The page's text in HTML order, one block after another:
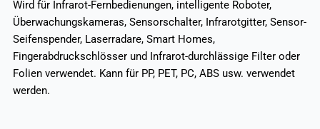
Wird für Infrarot-Fernbedienungen, intelligente Roboter,
Überwachungskameras, Sensorschalter, Infrarotgitter, Sensor-
Seifenspender, Laserradare, Smart Homes,
Fingerabdruckschlösser und Infrarot-durchlässige Filter oder
Folien verwendet. Kann für PP, PET, PC, ABS usw. verwendet
werden.